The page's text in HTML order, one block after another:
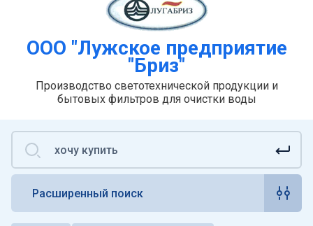
Аренда помещений
ООО "Лужское предприятие
"Бриз"
Производство светотехнической продукции и
бытовых фильтров для очистки воды
Расширенный поиск